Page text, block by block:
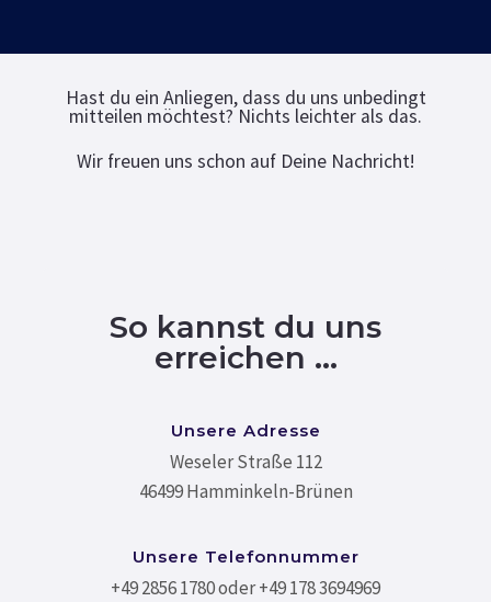
Hast du ein Anliegen, dass du uns unbedingt
mitteilen möchtest? Nichts leichter als das.
Wir freuen uns schon auf Deine Nachricht!
So kannst du uns
erreichen …
Unsere Adresse
Weseler Straße 112
46499 Hamminkeln-Brünen
Unsere Telefonnummer
+49 2856 1780 oder +49 178 3694969